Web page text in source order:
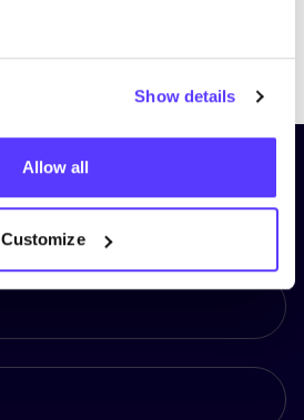
Show details
Allow all
Customize
onze nieuwsbrief
hoogte!